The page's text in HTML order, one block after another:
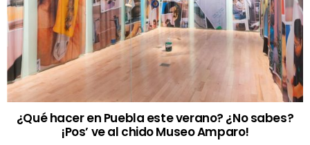
¿Qué hacer en Puebla este verano? ¿No sabes?
¡Pos’ ve al chido Museo Amparo!